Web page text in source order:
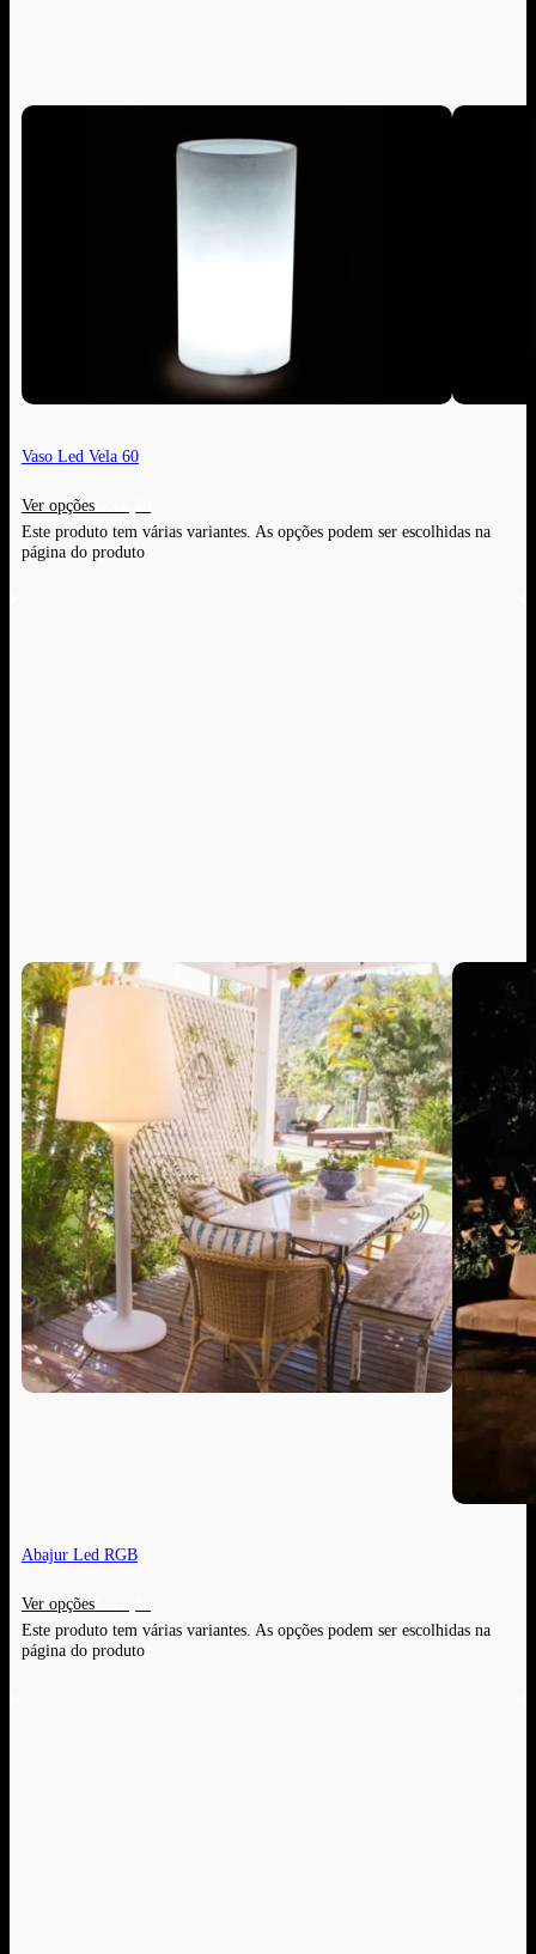
Vaso Led Vela 60
Ver opções
Este produto tem várias variantes. As opções podem ser escolhidas na
página do produto
Abajur Led RGB
Ver opções
Este produto tem várias variantes. As opções podem ser escolhidas na
página do produto